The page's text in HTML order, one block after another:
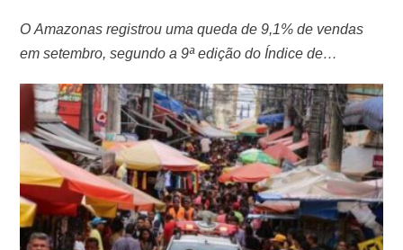
O Amazonas registrou uma queda de 9,1% de vendas
em setembro, segundo a 9ª edição do Índice de
os dados de setembro em uma comparação anual. São
consideradas as operações via cartões, voucher e Pix
dentro do grupo StoneCo. O objetivo é mapear
mensalmente os dados de pequenos, …